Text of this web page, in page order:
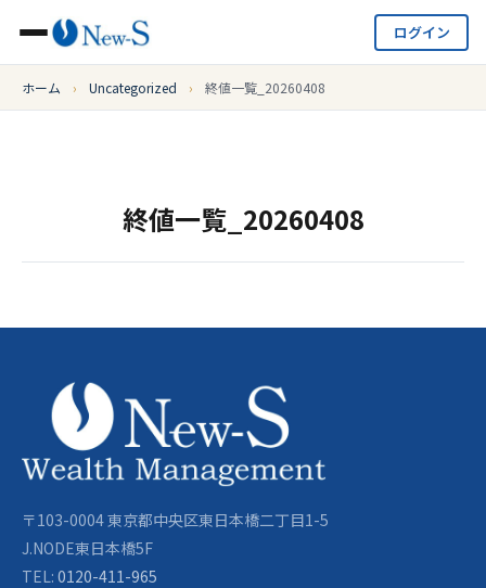
ログイン
ホーム › Uncategorized › 終値一覧_20260408
終値一覧_20260408
〒103-0004 東京都中央区東日本橋二丁目1-5
J.NODE東日本橋5F
TEL: 0120-411-965